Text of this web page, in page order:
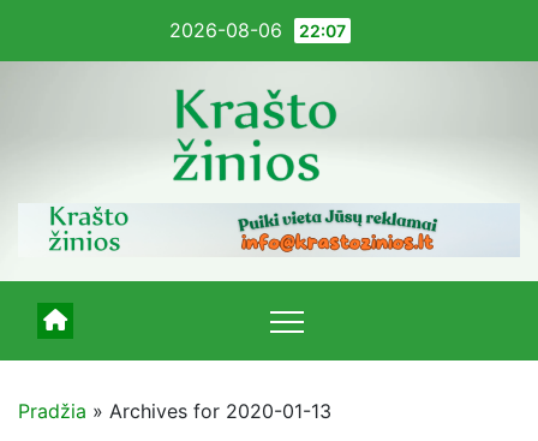
2026-08-06 22:07
Pradžia » Archives for 2020-01-13